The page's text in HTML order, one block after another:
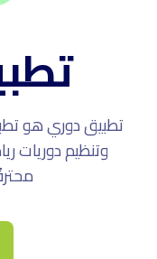
تطبيق دوري هو
وتنظيم دوريات